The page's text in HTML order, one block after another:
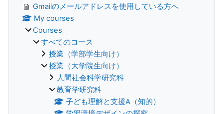
Gmailのメールアドレスを使用している方へ
My courses
Courses
すべてのコース
授業（学部学生向け）
授業（大学院生向け）
人間社会科学研究科
教育学研究科
子ども理解と支援A（知的）